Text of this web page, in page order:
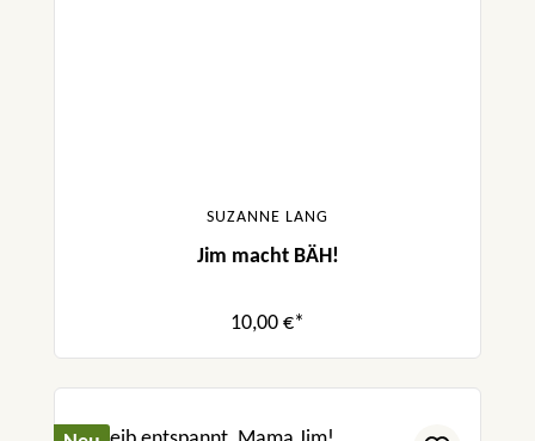
SUZANNE LANG
Jim macht BÄH!
10,00 €*